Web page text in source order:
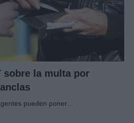
sobre la multa por
pueden poner…